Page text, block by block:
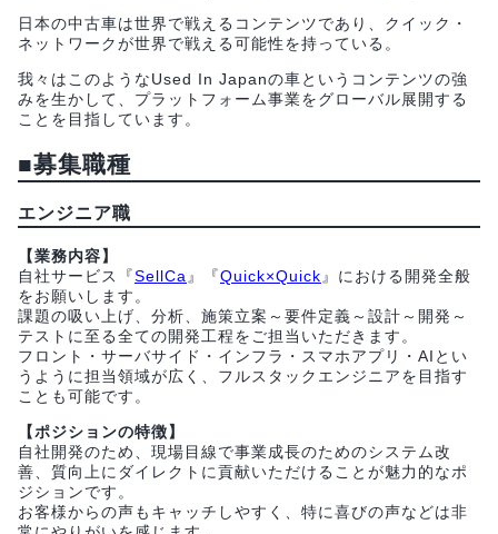
日本の中古車は世界で戦えるコンテンツであり、クイック・
ネットワークが世界で戦える可能性を持っている。
我々はこのようなUsed In Japanの車というコンテンツの強
みを生かして、プラットフォーム事業をグローバル展開する
ことを目指しています。
■募集職種
エンジニア職
【業務内容】
自社サービス『SellCa 』『Quick×Quick 』における開発全般
をお願いします。
課題の吸い上げ、分析、施策立案～要件定義～設計～開発～
テストに至る全ての開発工程をご担当いただきます。
フロント・サーバサイド・インフラ・スマホアプリ・AIとい
うように担当領域が広く、フルスタックエンジニアを目指す
ことも可能です。
【ポジションの特徴】
自社開発のため、現場目線で事業成長のためのシステム改
善、質向上にダイレクトに貢献いただけることが魅力的なポ
ジションです。
お客様からの声もキャッチしやすく、特に喜びの声などは非